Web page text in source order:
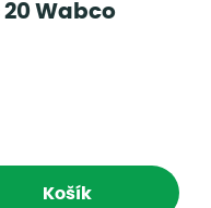
20 Wabco
Košík